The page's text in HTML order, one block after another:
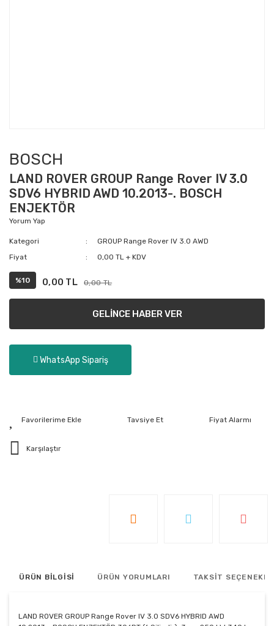
BOSCH
LAND ROVER GROUP Range Rover IV 3.0
SDV6 HYBRID AWD 10.2013-. BOSCH
ENJEKTÖR
Yorum Yap
Kategori
GROUP Range Rover IV 3.0 AWD
Fiyat
0,00 TL + KDV
%10 0,00 TL 0,00 TL
GELİNCE HABER VER
WhatsApp Sipariş
Tavsiye Et Fiyat Alarmı
Karşılaştır
ÜRÜN BİLGİSİ ÜRÜN YORUMLARI TAKSİT
LAND ROVER GROUP Range Rover IV 3.0 SDV6 HYBRID AWD